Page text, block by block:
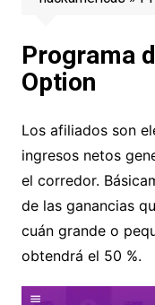
Programa
Option
Los afiliados son
ingresos netos
el corredor.
de las ganancias
cuán grande o
obtendrá el 50 %.